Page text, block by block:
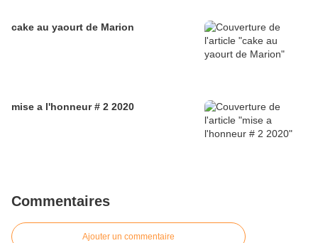
cake au yaourt de Marion
mise a l'honneur # 2 2020
Commentaires
Ajouter un commentaire